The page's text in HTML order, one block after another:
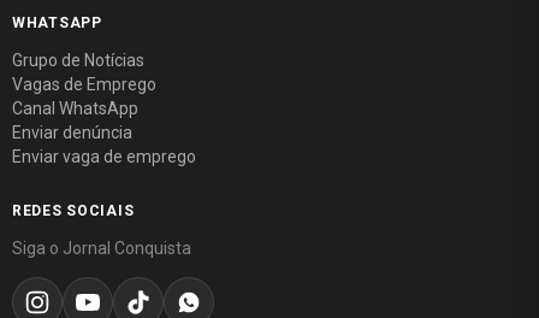
WHATSAPP
Grupo de Notícias
Vagas de Emprego
Canal WhatsApp
Enviar denúncia
Enviar vaga de emprego
REDES SOCIAIS
Siga o Jornal Conquista